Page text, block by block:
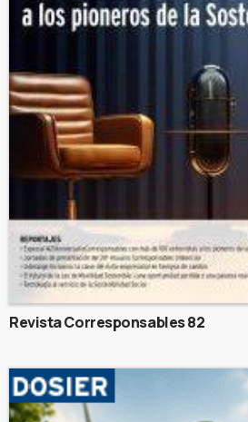
Revista Corresponsables 82